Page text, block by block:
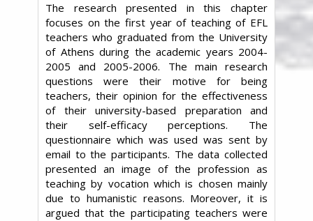
The research presented in this chapter
focuses on the first year of teaching of EFL
teachers who graduated from the University
of Athens during the academic years 2004-
2005 and 2005-2006. The main research
questions were their motive for being
teachers, their opinion for the effectiveness
of their university-based preparation and
their self-efficacy perceptions. The
questionnaire which was used was sent by
email to the participants. The data collected
presented an image of the profession as
teaching by vocation which is chosen mainly
due to humanistic reasons. Moreover, it is
argued that the participating teachers were